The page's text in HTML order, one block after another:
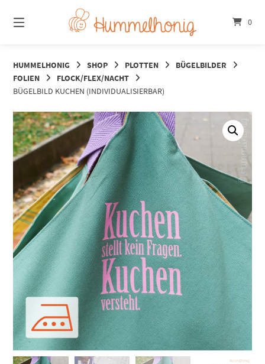
zum
Inhalt
0
HUMMELHONIG SHOP PLOTTEN
BÜGELBILDER
FOLIEN
FLOCK/FLEX/NACHT
BÜGELBILD KUCHEN (INDIVIDUALISIERBAR)